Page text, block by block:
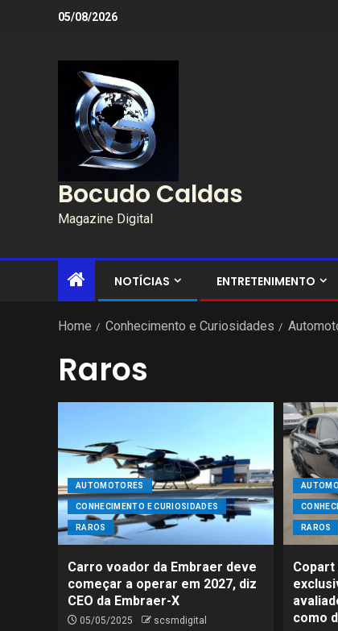
05/08/2026
Bocudo Caldas
Magazine Digital
NOTÍCIAS ENTRETENIMENTO
Home Conhecimento e Curiosidades
Raros
AUTOMOTORES
CONHECIMENTO E CURIOSIDADES
RAROS
Carro voador da Embraer deve
começar a operar em 2027, diz
CEO da Embraer-X
05/05/2025 scsmdigital
RAROS
como
CALDAS NOVAS - GO CIDADES
Caldas Novas: A História das